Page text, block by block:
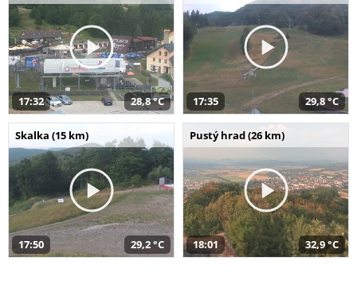
17:32 28,8 °C 17:35 29,8 °C
Skalka (15 km)
17:50 29,2 °C
Pustý hrad (26 km)
18:01 32,9 °C